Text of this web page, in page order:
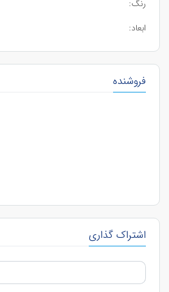
رنگ:
ابعاد:
فروشنده
اشتراک گذاری